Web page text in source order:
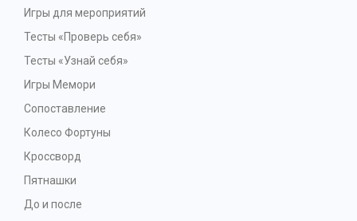
Игры для мероприятий
Тесты «Проверь себя»
Тесты «Узнай себя»
Игры Мемори
Сопоставление
Колесо Фортуны
Кроссворд
Пятнашки
До и после